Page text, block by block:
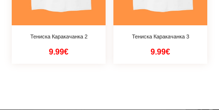
Тениска Каракачанка 2
9.99€
Тениска Каракачанка 3
9.99€